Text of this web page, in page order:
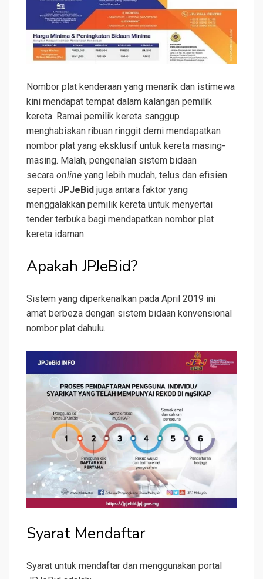
Nombor plat kenderaan yang menarik dan istimewa
kini mendapat tempat dalam kalangan pemilik
kereta. Ramai pemilik kereta sanggup
menghabiskan ribuan ringgit demi mendapatkan
nombor plat yang eksklusif untuk kereta masing-
masing. Malah, pengenalan sistem bidaan
secara online yang lebih mudah, telus dan efisien
seperti JPJeBid juga antara faktor yang
menggalakkan pemilik kereta untuk menyertai
tender terbuka bagi mendapatkan nombor plat
kereta idaman.
Apakah JPJeBid?
Sistem yang diperkenalkan pada April 2019 ini
amat berbeza dengan sistem bidaan konvensional
nombor plat dahulu.
Syarat Mendaftar
Syarat untuk mendaftar dan menggunakan portal